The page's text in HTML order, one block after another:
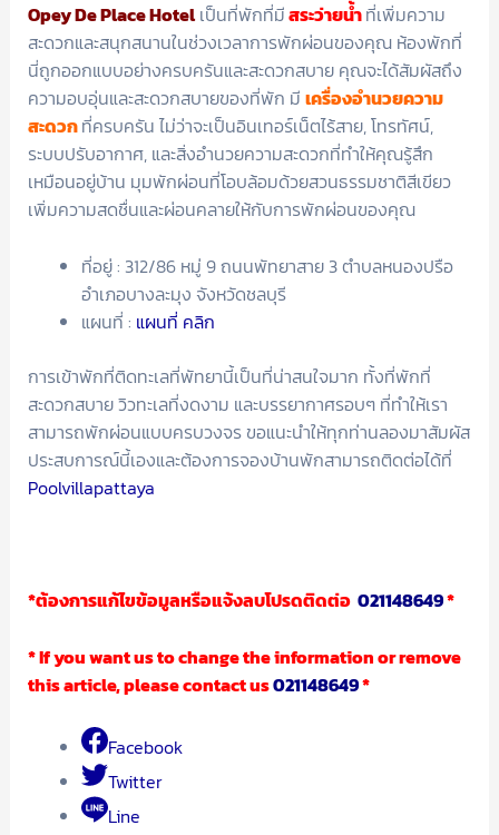
Opey De Place Hotelเป็นที่พักที่มีสระว่ายน้ำที่เพิ่มความ
สะดวกและสนุกสนานในช่วงเวลาการพักผ่อนของคุณ ห้องพักที่
นี่ถูกออกแบบอย่างครบครันและสะดวกสบาย คุณจะได้สัมผัสถึง
ความอบอุ่นและสะดวกสบายของที่พัก มี เครื่องอำนวยความ
สะดวกที่ครบครัน ไม่ว่าจะเป็นอินเทอร์เน็ตไร้สาย, โทรทัศน์,
ระบบปรับอากาศ, และสิ่งอำนวยความสะดวกที่ทำให้คุณรู้สึก
เหมือนอยู่บ้าน มุมพักผ่อนที่โอบล้อมด้วยสวนธรรมชาติสีเขียว
เพิ่มความสดชื่นและผ่อนคลายให้กับการพักผ่อนของคุณ
ที่อยู่ : 312/86 หมู่ 9 ถนนพัทยาสาย 3 ตำบลหนองปรือ
อำเภอบางละมุง จังหวัดชลบุรี
แผนที่ : แผนที่ คลิก
การเข้าพักที่ติดทะเลที่พัทยานี้เป็นที่น่าสนใจมาก ทั้งที่พักที่
สะดวกสบาย วิวทะเลที่งดงาม และบรรยากาศรอบๆ ที่ทำให้เรา
สามารถพักผ่อนแบบครบวงจร ขอแนะนำให้ทุกท่านลองมาสัมผัส
ประสบการณ์นี้เองและต้องการจองบ้านพักสามารถติดต่อได้ที่
Poolvillapattaya
*ต้องการแก้ไขข้อมูลหรือแจ้งลบโปรดติดต่อ 021148649*
* If you want us to change the information or remove
this article, please contact us021148649*
Facebook
Twitter
Line